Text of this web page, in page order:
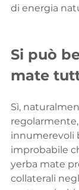
di energia
Si può
mate
Sì,
innumerevoli
improbabile
yerba mate
collaterali